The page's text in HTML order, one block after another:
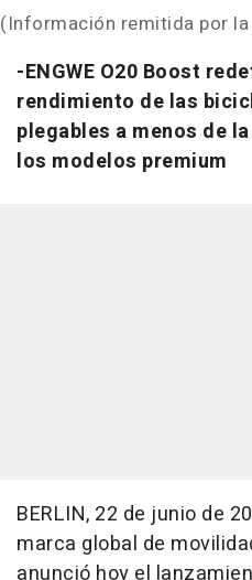
(Información remitida por
-ENGWE O20 Boost
rendimiento de las
plegables a menos de
los modelos premium
BERLIN, 22 de junio de
marca global de
anunció hoy el